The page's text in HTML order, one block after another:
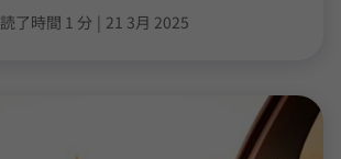
読了時間 1 分 | 21 3月 2025